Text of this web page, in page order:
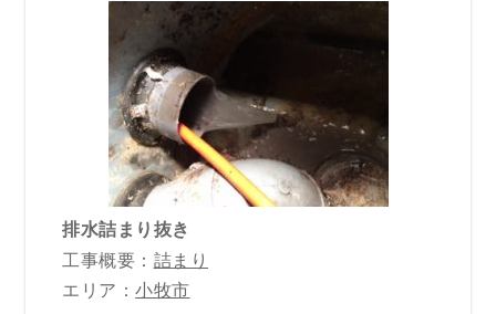
排水詰まり抜き
工事概要： 詰まり
エリア：小牧市